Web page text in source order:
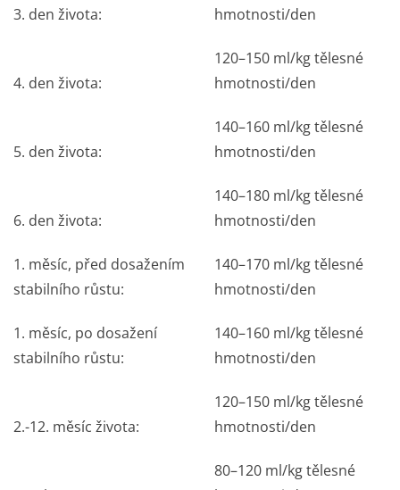
3. den života:
hmotnosti/den
4. den života:
120–150 ml/kg tělesné
hmotnosti/den
5. den života:
140–160 ml/kg tělesné
hmotnosti/den
6. den života:
140–180 ml/kg tělesné
hmotnosti/den
1. měsíc, před dosažením
stabilního růstu:
140–170 ml/kg tělesné
hmotnosti/den
1. měsíc, po dosažení
stabilního růstu:
140–160 ml/kg tělesné
hmotnosti/den
2.-12. měsíc života:
120–150 ml/kg tělesné
hmotnosti/den
80–120 ml/kg tělesné